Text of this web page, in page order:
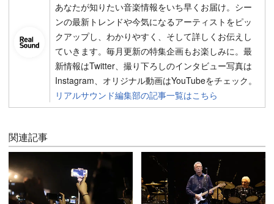
あなたが知りたい音楽情報をいち早くお届け。シー
ンの最新トレンドや今気になるアーティストをピッ
クアップし、わかりやすく、そして詳しくお伝えし
ていきます。毎月更新の特集企画もお楽しみに。最
新情報はTwitter、撮り下ろしのインタビュー写真は
Instagram、オリジナル動画はYouTubeをチェック。
リアルサウンド編集部の記事一覧はこちら
関連記事